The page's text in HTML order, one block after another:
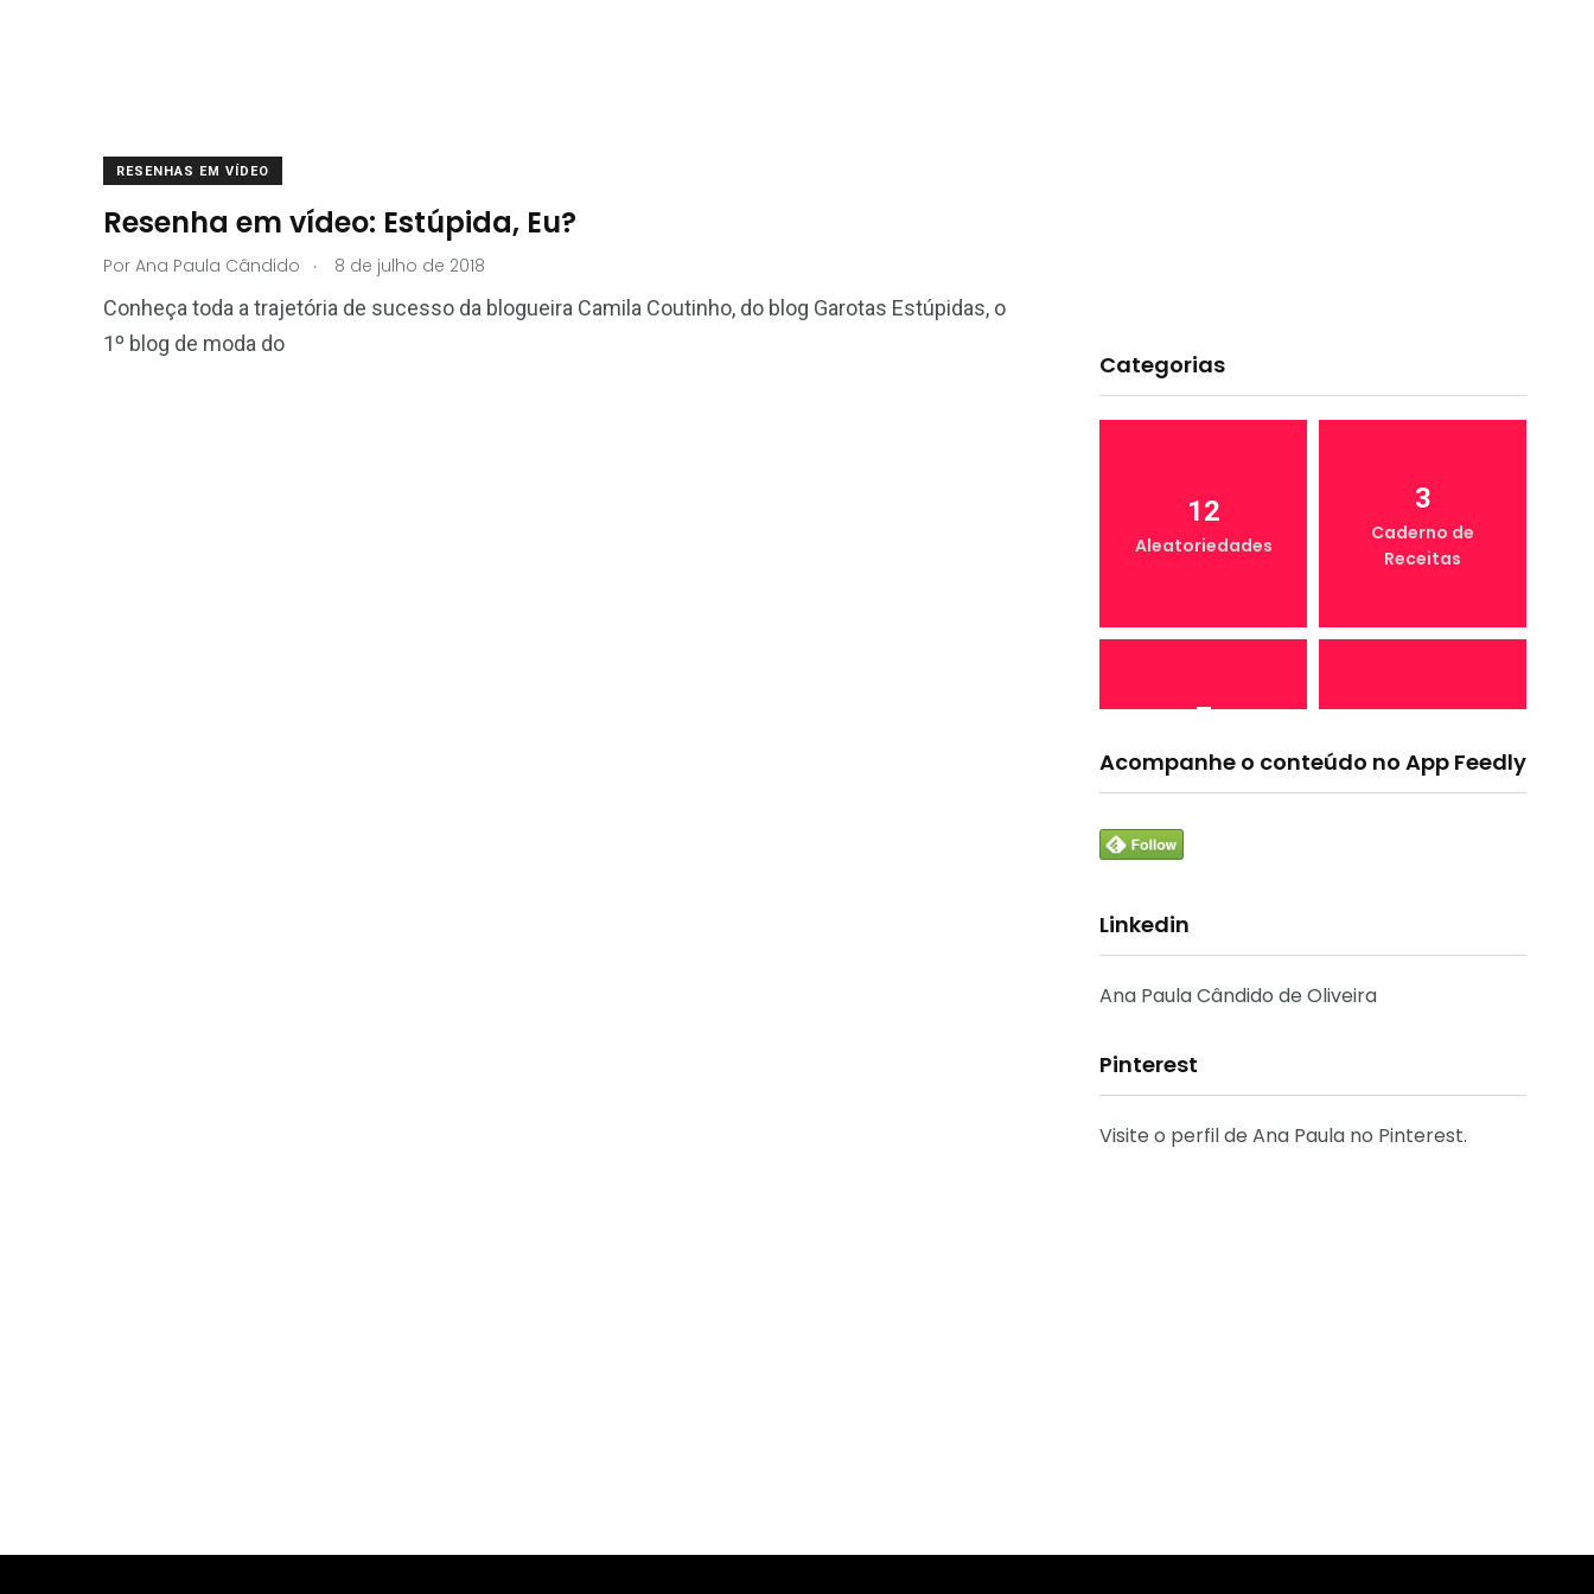
RESENHAS EM VÍDEO
Resenha em vídeo: Estúpida, Eu?
Por Ana Paula Cândido . 8 de julho de 2018
Conheça toda a trajetória de sucesso da blogueira Camila Coutinho, do blog Garotas Estúpidas, o
1º blog de moda do
Categorias
12
Aleatoriedades
3
Caderno de
Receitas
7
Canal Conta
Comigo
Conta Comigo MEI
33
Reflexões
Acompanhe o conteúdo no App Feedly
Linkedin
Ana Paula Cândido de Oliveira
Pinterest
Visite o perfil de Ana Paula no Pinterest.